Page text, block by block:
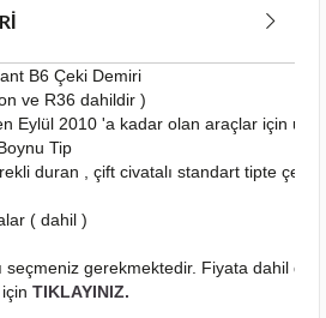
B6 Çeki Demiri
ve R36 dahildir )
Eylül 2010 'a kadar olan araçlar için
Tip
duran , çift civatalı standart tipte çeki
( dahil )
seçmeniz gerekmektedir. Fiyata dahil
TIKLAYINIZ.